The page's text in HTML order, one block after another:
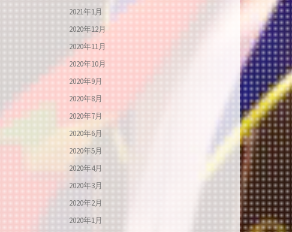
2021年1月
2020年12月
2020年11月
2020年10月
2020年9月
2020年8月
2020年7月
2020年6月
2020年5月
2020年4月
2020年3月
2020年2月
2020年1月